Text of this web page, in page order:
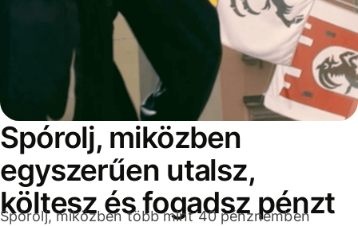
Spórolj, miközben
egyszerűen utalsz,
költesz és fogadsz pénzt
Spórolj, miközben több mint 40 pénznemben